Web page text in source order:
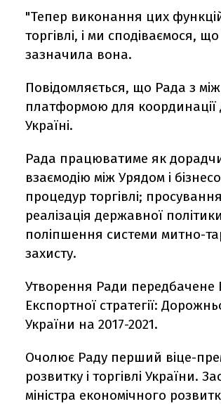
"Тепер виконання цих
торгівлі, і ми сподіваємося,
зазначила вона.
Повідомляється, що Рада з
платформою для координації
Україні.
Рада працюватиме як
взаємодію між Урядом і
процедур торгівлі;
реалізація державної
поліпшення системи митно-
захисту.
Утворення Ради
Експортної стратегії:
України на 2017-2021.
Очолює Раду перший віце-
розвитку і торгівлі України.
міністра економічного